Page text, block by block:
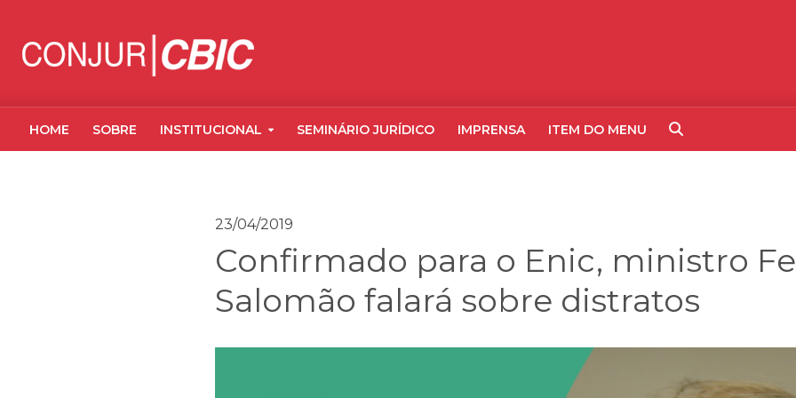
HOME SOBRE INSTITUCIONAL SEMINÁRIO JURÍDICO IMPRENSA ITEM DO MENU
23/04/2019
Confirmado para o Enic, ministro
Salomão falará sobre distratos